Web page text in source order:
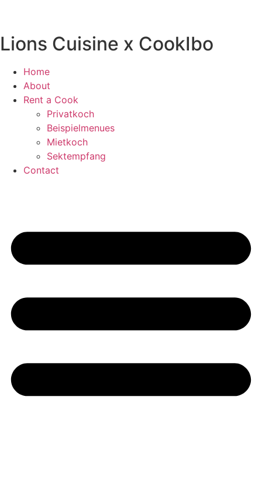
Lions Cuisine x CookIbo
Home
About
Rent a Cook
Privatkoch
Beispielmenues
Mietkoch
Sektempfang
Contact